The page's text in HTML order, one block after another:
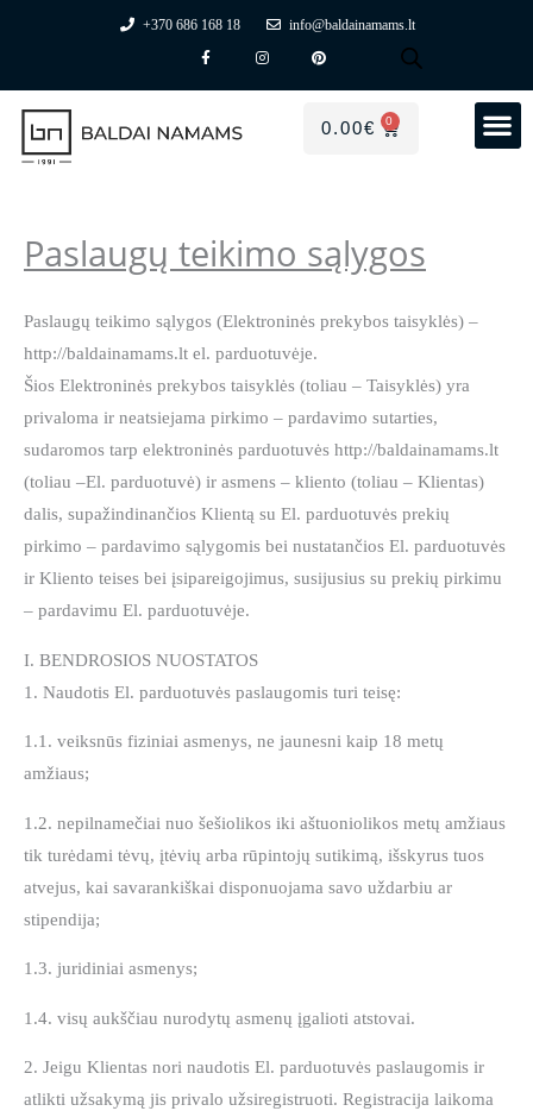
+370 686 168 18
info@baldainamams.lt
a
e
o
n
t
i
t
e0.00€ 0
Paslaugų teikimo sąlygos
Paslaugų teikimo sąlygos (Elektroninės prekybos taisyklės) –
http://baldainamams.lt el. parduotuvėje.
Šios Elektroninės prekybos taisyklės (toliau – Taisyklės) yra
privaloma ir neatsiejama pirkimo – pardavimo sutarties,
sudaromos tarp elektroninės parduotuvės http://baldainamams.lt
(toliau –El. parduotuvė) ir asmens – kliento (toliau – Klientas)
dalis, supažindinančios Klientą su El. parduotuvės prekių
pirkimo – pardavimo sąlygomis bei nustatančios El. parduotuvės
ir Kliento teises bei įsipareigojimus, susijusius su prekių pirkimu
– pardavimu El. parduotuvėje.
I. BENDROSIOS NUOSTATOS
1. Naudotis El. parduotuvės paslaugomis turi teisę:
1.1. veiksnūs fiziniai asmenys, ne jaunesni kaip 18 metų
amžiaus;
1.2. nepilnamečiai nuo šešiolikos iki aštuoniolikos metų amžiaus
tik turėdami tėvų, įtėvių arba rūpintojų sutikimą, išskyrus tuos
atvejus, kai savarankiškai disponuojama savo uždarbiu ar
stipendija;
1.3. juridiniai asmenys;
1.4. visų aukščiau nurodytų asmenų įgalioti atstovai.
2. Jeigu Klientas nori naudotis El. parduotuvės paslaugomis ir
atlikti užsakymą jis privalo užsiregistruoti. Registracija laikoma